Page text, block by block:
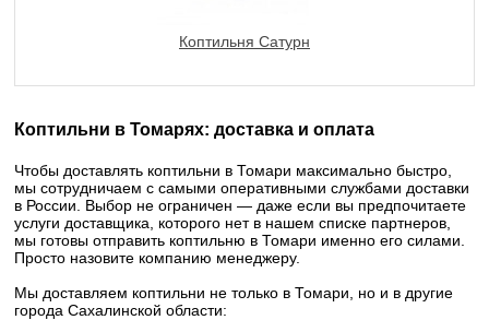
Коптильня Сатурн
Коптильни в Томарях: доставка и оплата
Чтобы доставлять коптильни в Томари максимально быстро,
мы сотрудничаем с самыми оперативными службами доставки
в России. Выбор не ограничен — даже если вы предпочитаете
услуги доставщика, которого нет в нашем списке партнеров,
мы готовы отправить коптильню в Томари именно его силами.
Просто назовите компанию менеджеру.
Мы доставляем коптильни не только в Томари, но и в другие
города Сахалинской области: